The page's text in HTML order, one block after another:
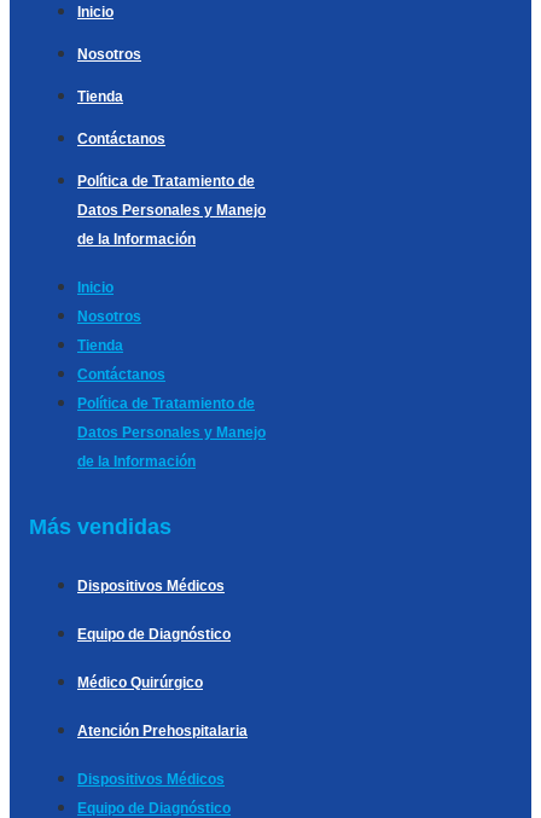
Inicio
Nosotros
Tienda
Contáctanos
Política de Tratamiento de
Datos Personales y Manejo
de la Información
Inicio
Nosotros
Tienda
Contáctanos
Política de Tratamiento de
Datos Personales y Manejo
de la Información
Más vendidas
Dispositivos Médicos
Equipo de Diagnóstico
Médico Quirúrgico
Atención Prehospitalaria
Dispositivos Médicos
Equipo de Diagnóstico